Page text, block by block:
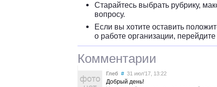
Старайтесь выбрать рубрику,
вопросу.
Если вы хотите оставить
о работе организации,
Комментарии
Глеб # 31 июл’17, 13:22
Добрый день!